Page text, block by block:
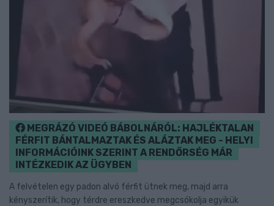
MEGRÁZÓ VIDEÓ BÁBOLNÁRÓL: HAJLÉKTALAN
FÉRFIT BÁNTALMAZTAK ÉS ALÁZTAK MEG - HELYI
INFORMÁCIÓINK SZERINT A RENDŐRSÉG MÁR
INTÉZKEDIK AZ ÜGYBEN
A felvételen egy padon alvó férfit ütnek meg, majd arra
kényszerítik, hogy térdre ereszkedve megcsókolja egyikük